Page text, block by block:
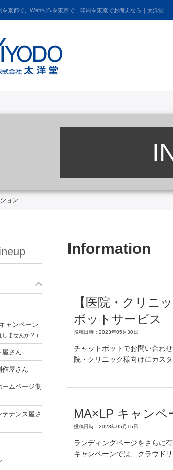
京都で、Web制作を東京で、印刷を東京でお考えなら｜太洋堂
ョン
Information
【医院・クリニ
ボットサービス
投稿日時：2023年05月30日
チャットボットでお問い合わ
院・クリニック様向けにカス
MA×LP キャンペ
投稿日時：2023年05月15日
ランディングページをさらに
キャンペーンでは、クラウド
ャンペーン
しませんか？）
屋さん
作屋さん
ムページ制
ナンス屋さ